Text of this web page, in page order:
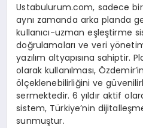
Ustabulurum.com, sadece
aynı zamanda arka planda
kullanıcı-uzman eşleştirme
doğrulamaları ve veri
yazılım altyapısına sahiptir.
olarak kullanılması,
ölçeklenebilirliğini ve
sermektedir. 6 yıldır aktif
sistem, Türkiye’nin
sunmuştur.